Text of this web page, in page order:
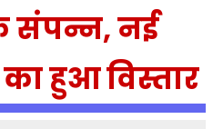
संपन्न, नई
हुआ विस्तार